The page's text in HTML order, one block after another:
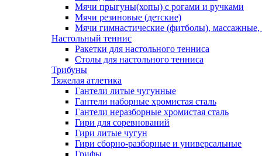
Мячи прыгуны(хопы) с рогами и ручками
Мячи резиновые (детские)
Мячи гимнастические (фитболы),
Настольный теннис
Ракетки для настольного тенниса
Столы для настольного тенниса
Трибуны
Тяжелая атлетика
Гантели литые чугунные
Гантели наборные хромистая сталь
Гантели неразборные хромистая сталь
Гири для соревнований
Гири литые чугун
Гири сборно-разборные и универсальные
Грифы